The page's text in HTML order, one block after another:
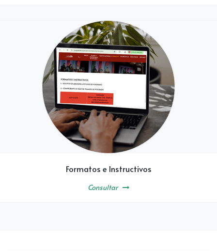
Formatos e Instructivos
Consultar